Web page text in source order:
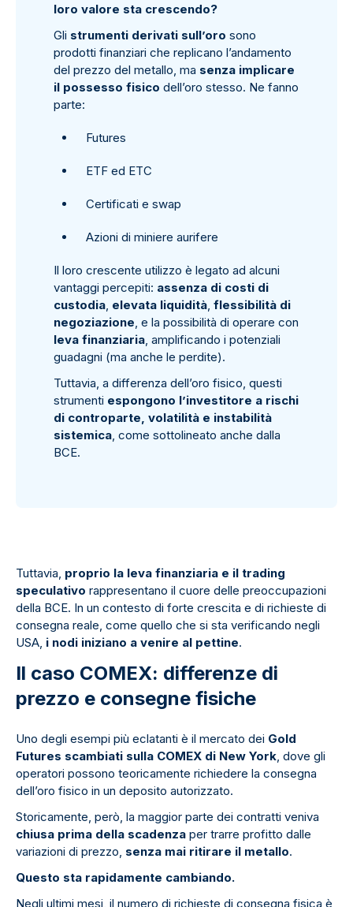
loro valore sta crescendo?
Gli strumenti derivati sull’oro sono
prodotti finanziari che replicano l’andamento
del prezzo del metallo, ma senza implicare
il possesso fisico dell’oro stesso. Ne fanno
parte:
Futures
ETF ed ETC
Certificati e swap
Azioni di miniere aurifere
Il loro crescente utilizzo è legato ad alcuni
vantaggi percepiti: assenza di costi di
custodia elevata liquidità flessibilità di
negoziazione , e la possibilità di operare con
leva finanziaria , amplificando i potenziali
guadagni (ma anche le perdite).
Tuttavia, a differenza dell’oro fisico, questi
strumenti espongono l’investitore a rischi
di controparte, volatilità e instabilità
sistemica , come sottolineato anche dalla
BCE.
Tuttavia, proprio la leva finanziaria e il trading
speculativo rappresentano il cuore delle preoccupazioni
della BCE. In un contesto di forte crescita e di richieste di
consegna reale, come quello che si sta verificando negli
USA, i nodi iniziano a venire al pettine.
Il caso COMEX: differenze di
prezzo e consegne fisiche
Uno degli esempi più eclatanti è il mercato dei Gold
Futures scambiati sulla COMEX di New York , dove gli
operatori possono teoricamente richiedere la consegna
dell’oro fisico in un deposito autorizzato.
Storicamente, però, la maggior parte dei contratti veniva
chiusa prima della scadenza per trarre profitto dalle
variazioni di prezzo, senza mai ritirare il metallo.
Questo sta rapidamente cambiando.
Negli ultimi mesi, il numero di richieste di consegna fisica è